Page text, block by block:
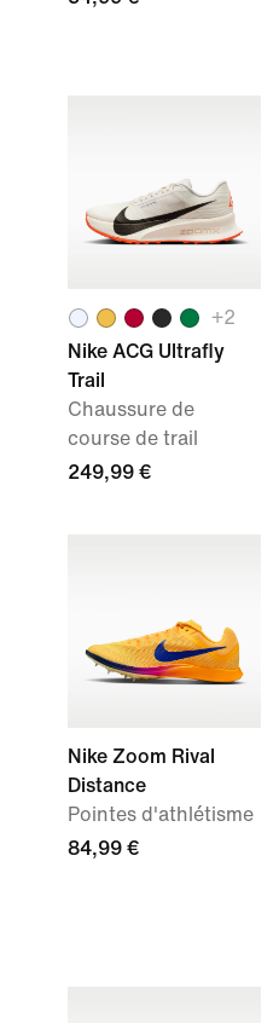
+2
Nike ACG Ultrafly
Trail
Chaussure de
course de trail
249,99 €
Nike Zoom Rival
Distance
Pointes d'athlétisme
84,99 €